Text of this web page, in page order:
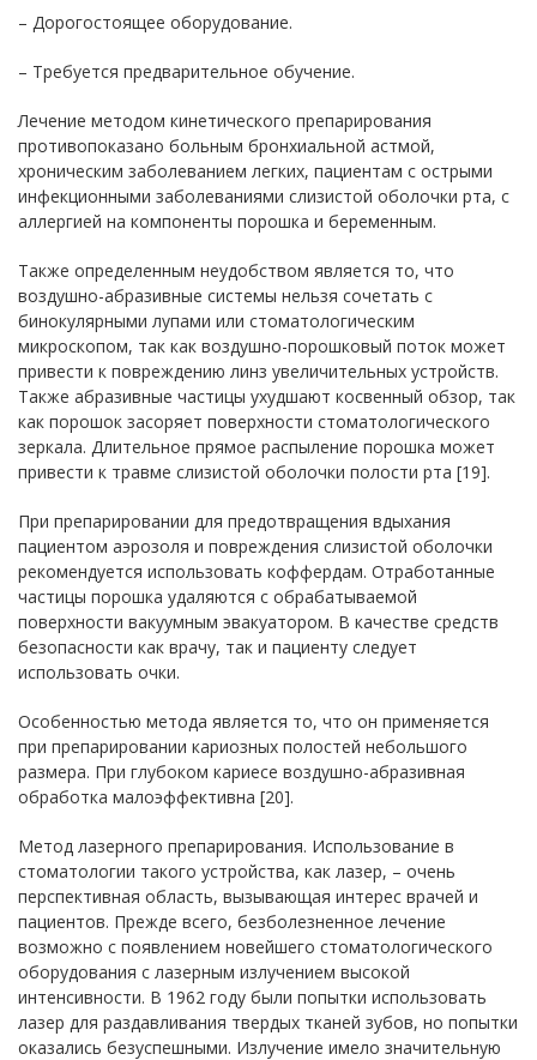
– Дорогостоящее оборудование.
– Требуется предварительное обучение.
Лечение методом кинетического препарирования
противопоказано больным бронхиальной астмой,
хроническим заболеванием легких, пациентам с острыми
инфекционными заболеваниями слизистой оболочки рта, с
аллергией на компоненты порошка и беременным.
Также определенным неудобством является то, что
воздушно-абразивные системы нельзя сочетать с
бинокулярными лупами или стоматологическим
микроскопом, так как воздушно-порошковый поток может
привести к повреждению линз увеличительных устройств.
Также абразивные частицы ухудшают косвенный обзор, так
как порошок засоряет поверхности стоматологического
зеркала. Длительное прямое распыление порошка может
привести к травме слизистой оболочки полости рта [19].
При препарировании для предотвращения вдыхания
пациентом аэрозоля и повреждения слизистой оболочки
рекомендуется использовать коффердам. Отработанные
частицы порошка удаляются с обрабатываемой
поверхности вакуумным эвакуатором. В качестве средств
безопасности как врачу, так и пациенту следует
использовать очки.
Особенностью метода является то, что он применяется
при препарировании кариозных полостей небольшого
размера. При глубоком кариесе воздушно-абразивная
обработка малоэффективна [20].
Метод лазерного препарирования. Использование в
стоматологии такого устройства, как лазер, – очень
перспективная область, вызывающая интерес врачей и
пациентов. Прежде всего, безболезненное лечение
возможно с появлением новейшего стоматологического
оборудования с лазерным излучением высокой
интенсивности. В 1962 году были попытки использовать
лазер для раздавливания твердых тканей зубов, но попытки
оказались безуспешными. Излучение имело значительную